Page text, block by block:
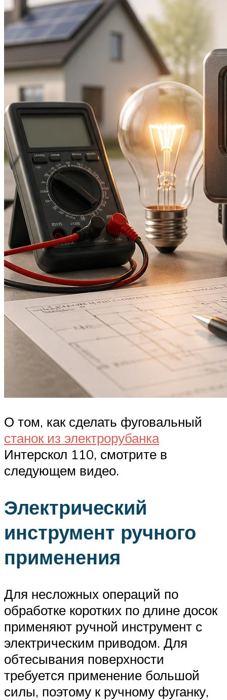
О том, как сделать фуговальный
станок из электрорубанка
Интерскол 110, смотрите в
следующем видео.
Электрический
инструмент ручного
применения
Для несложных операций по
обработке коротких по длине досок
применяют ручной инструмент с
электрическим приводом. Для
обтесывания поверхности
требуется применение большой
силы, поэтому к ручному фуганку,